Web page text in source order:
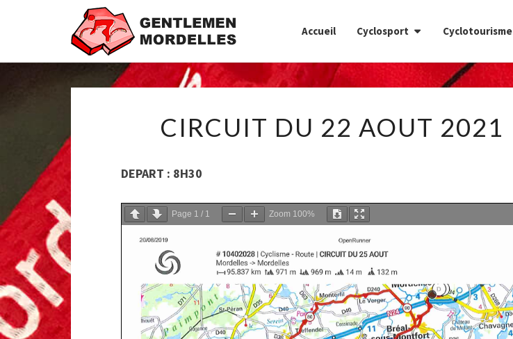
Accueil Cyclosport Cyclotourisme
DU
CIRCUIT DU 22 AOUT 2021
DEPART : 8H30
Page 1 / 1 Zoom 100%